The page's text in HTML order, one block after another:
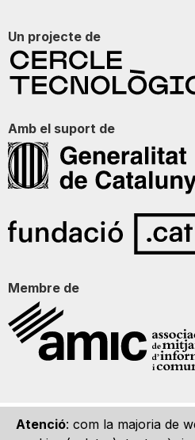
Atenció: com la majoria de
Un projecte de
Amb el suport de
Membre de
Qui som Contacte Imatge